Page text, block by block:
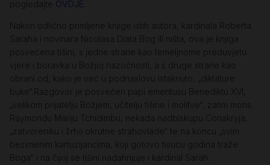
pogledajte OVDJE
Nakon odlično primljene knjige istih autora, kardinala Roberta
Saraha i novinara Nicolasa Diata Bog ili ništa, ova je knjiga
posvećena tišini, s jedne strane kao temeljnome preduvjetu
vjere i boravka u Božjoj nazočnosti, a s druge strane kao
obrani od, kako je već u podnaslovu istaknuto, „diktature
buke“.Razgovor je posvećen papi emeritusu Benediktu XVI,
„velikom prijatelju Božjem, učitelju tišine i molitve“, zatim mons.
Raymondu Mariju Tchidimbu, nekada nadbiskupu Conakryja,
„zatvoreniku i žrtvi okrutne strahovlade“ te na koncu „svim
bezimenim kartuzijancima, koji gotovo tisuću godina traže
Boga“ i na čijoj se tišini nadahnjuje i kardinal Sarah.